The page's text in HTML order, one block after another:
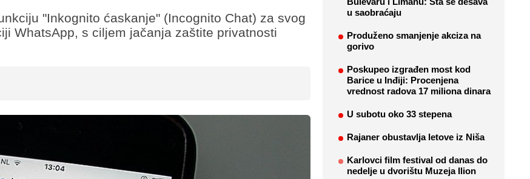
"Inkognito ćaskanje" (Incognito Chat) za svog
WhatsApp, s ciljem jačanja zaštite privatnosti
u saobraćaju
Produženo smanjenje akciza na
gorivo
Poskupeo izgrađen most kod
Barice u Inđiji: Procenjena
vrednost radova 17 miliona dinara
U subotu oko 33 stepena
Rajaner obustavlja letove iz Niša
Karlovci film festival od danas do
nedelje u dvorištu Muzeja Ilion